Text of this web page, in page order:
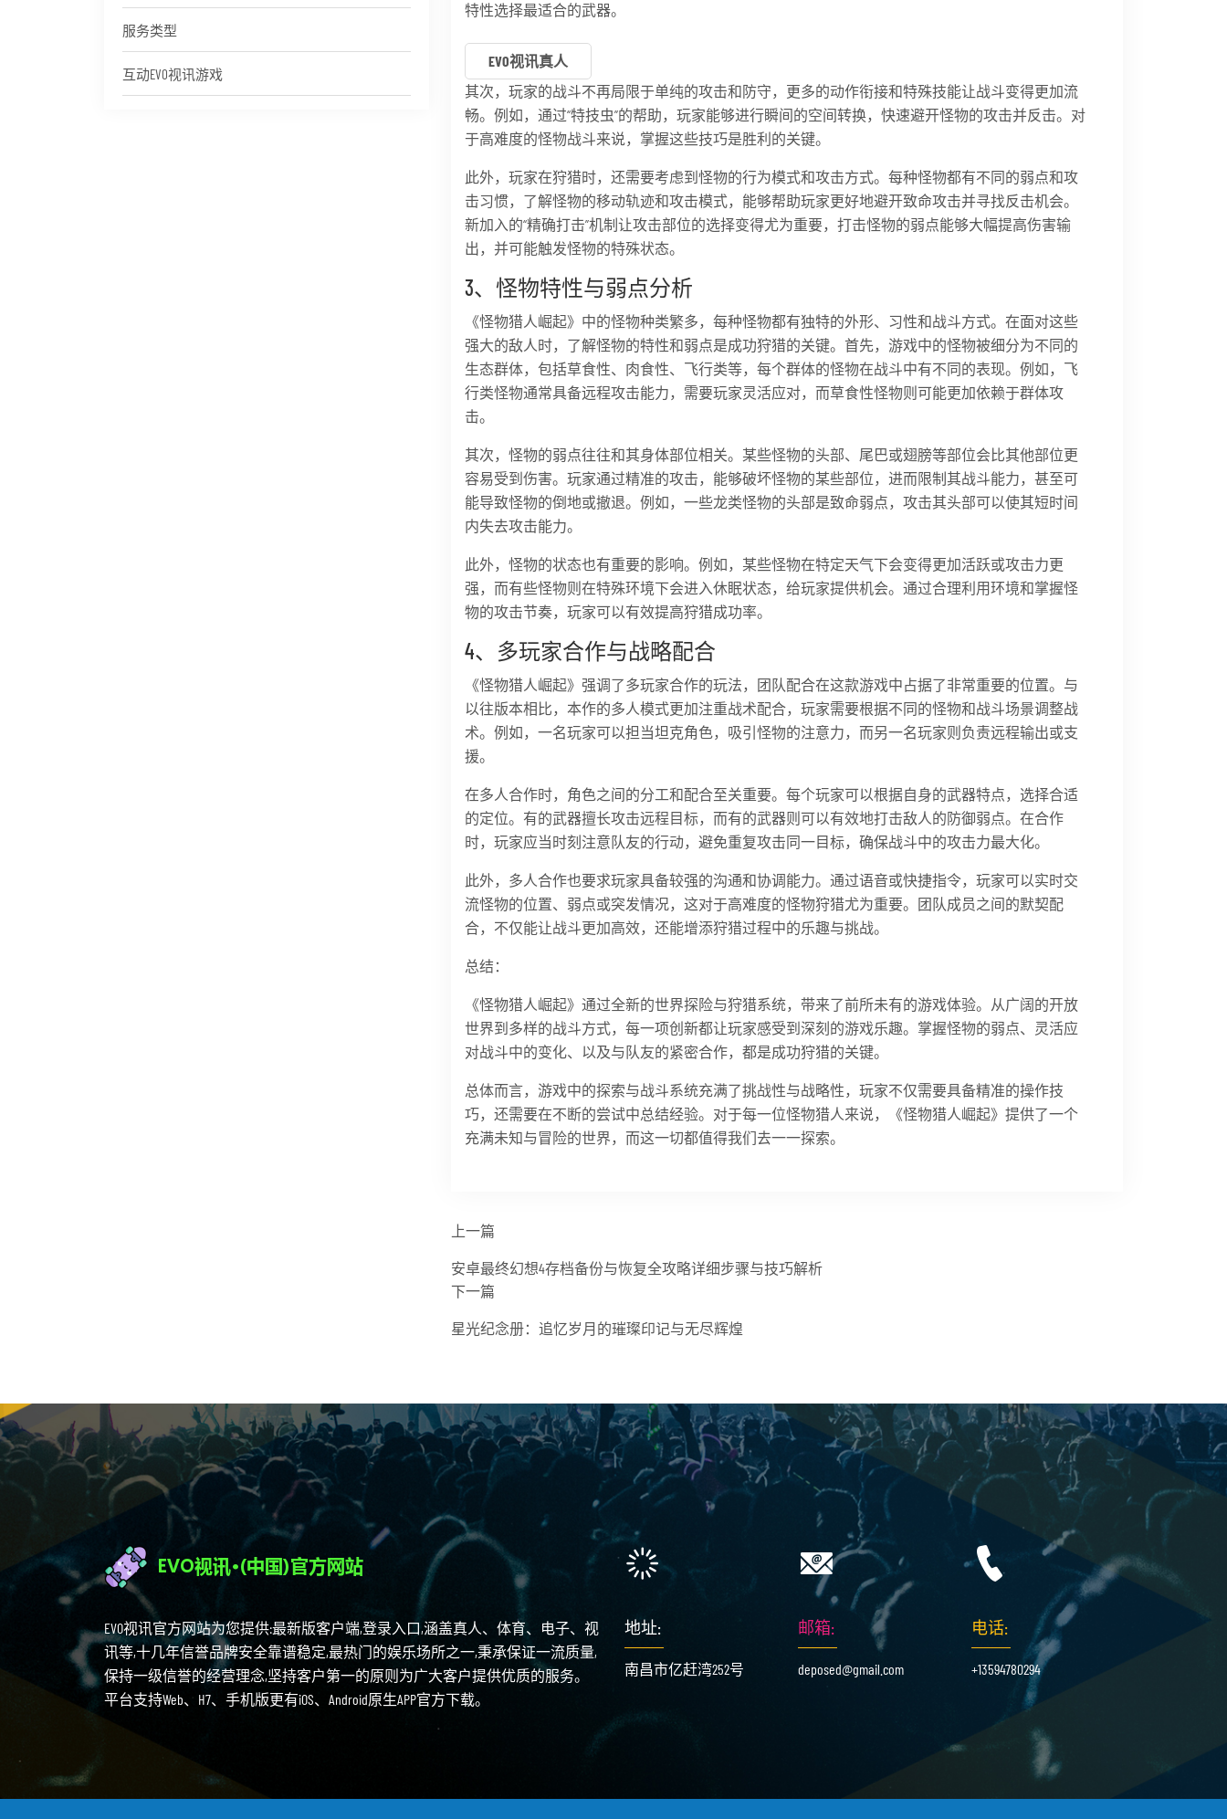
服务类型
互动EVO视讯游戏
特性选择最适合的武器。
EVO视讯真人
其次，玩家的战斗不再局限于单纯的攻击和防守，更多的动作衔接和特殊技能让战斗变得更加流
畅。例如，通过“特技虫”的帮助，玩家能够进行瞬间的空间转换，快速避开怪物的攻击并反击。对
于高难度的怪物战斗来说，掌握这些技巧是胜利的关键。
此外，玩家在狩猎时，还需要考虑到怪物的行为模式和攻击方式。每种怪物都有不同的弱点和攻
击习惯，了解怪物的移动轨迹和攻击模式，能够帮助玩家更好地避开致命攻击并寻找反击机会。
新加入的“精确打击”机制让攻击部位的选择变得尤为重要，打击怪物的弱点能够大幅提高伤害输
出，并可能触发怪物的特殊状态。
3、怪物特性与弱点分析
《怪物猎人崛起》中的怪物种类繁多，每种怪物都有独特的外形、习性和战斗方式。在面对这些
强大的敌人时，了解怪物的特性和弱点是成功狩猎的关键。首先，游戏中的怪物被细分为不同的
生态群体，包括草食性、肉食性、飞行类等，每个群体的怪物在战斗中有不同的表现。例如，飞
行类怪物通常具备远程攻击能力，需要玩家灵活应对，而草食性怪物则可能更加依赖于群体攻
击。
其次，怪物的弱点往往和其身体部位相关。某些怪物的头部、尾巴或翅膀等部位会比其他部位更
容易受到伤害。玩家通过精准的攻击，能够破坏怪物的某些部位，进而限制其战斗能力，甚至可
能导致怪物的倒地或撤退。例如，一些龙类怪物的头部是致命弱点，攻击其头部可以使其短时间
内失去攻击能力。
此外，怪物的状态也有重要的影响。例如，某些怪物在特定天气下会变得更加活跃或攻击力更
强，而有些怪物则在特殊环境下会进入休眠状态，给玩家提供机会。通过合理利用环境和掌握怪
物的攻击节奏，玩家可以有效提高狩猎成功率。
4、多玩家合作与战略配合
《怪物猎人崛起》强调了多玩家合作的玩法，团队配合在这款游戏中占据了非常重要的位置。与
以往版本相比，本作的多人模式更加注重战术配合，玩家需要根据不同的怪物和战斗场景调整战
术。例如，一名玩家可以担当坦克角色，吸引怪物的注意力，而另一名玩家则负责远程输出或支
援。
在多人合作时，角色之间的分工和配合至关重要。每个玩家可以根据自身的武器特点，选择合适
的定位。有的武器擅长攻击远程目标，而有的武器则可以有效地打击敌人的防御弱点。在合作
时，玩家应当时刻注意队友的行动，避免重复攻击同一目标，确保战斗中的攻击力最大化。
此外，多人合作也要求玩家具备较强的沟通和协调能力。通过语音或快捷指令，玩家可以实时交
流怪物的位置、弱点或突发情况，这对于高难度的怪物狩猎尤为重要。团队成员之间的默契配
合，不仅能让战斗更加高效，还能增添狩猎过程中的乐趣与挑战。
总结：
《怪物猎人崛起》通过全新的世界探险与狩猎系统，带来了前所未有的游戏体验。从广阔的开放
世界到多样的战斗方式，每一项创新都让玩家感受到深刻的游戏乐趣。掌握怪物的弱点、灵活应
对战斗中的变化、以及与队友的紧密合作，都是成功狩猎的关键。
总体而言，游戏中的探索与战斗系统充满了挑战性与战略性，玩家不仅需要具备精准的操作技
巧，还需要在不断的尝试中总结经验。对于每一位怪物猎人来说，《怪物猎人崛起》提供了一个
充满未知与冒险的世界，而这一切都值得我们去一一探索。
上一篇
安卓最终幻想4存档备份与恢复全攻略详细步骤与技巧解析
下一篇
星光纪念册：追忆岁月的璀璨印记与无尽辉煌
EVO视讯官方网站为您提供:最新版客户端,登录入口,涵盖真人、体育、电子、视
讯等,十几年信誉品牌安全靠谱稳定,最热门的娱乐场所之一,秉承保证一流质量,
保持一级信誉的经营理念,坚持客户第一的原则为广大客户提供优质的服务。
平台支持Web、H7、手机版更有iOS、Android原生APP官方下载。
地址:
南昌市亿赶湾252号
邮箱:
deposed@gmail.com
电话:
+13594780294